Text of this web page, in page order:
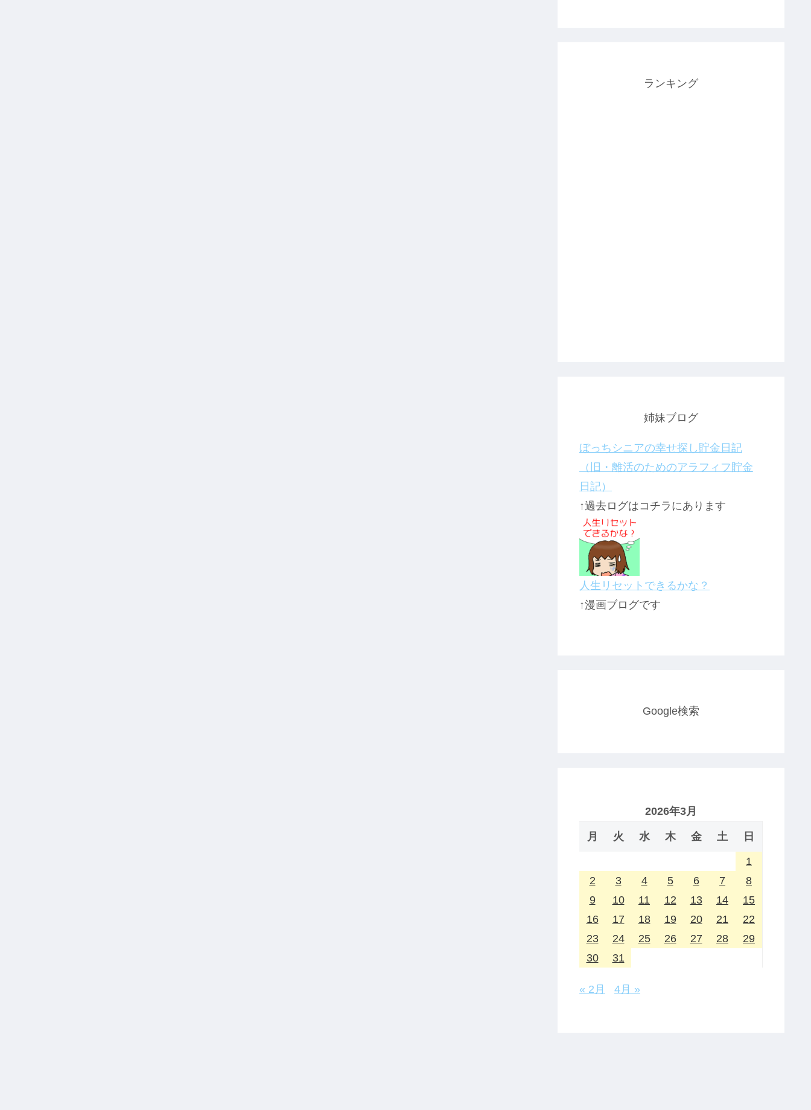
ランキング
姉妹ブログ
ぼっちシニアの幸せ探し貯金日記
（旧・離活のためのアラフィフ貯金
日記）
↑過去ログはコチラにあります
人生リセットできるかな？
↑漫画ブログです
Google検索
2026年3月
月 火 水 木 金 土 日
1
2
3 4 5 6 7
8
9
10 11 12 13 14
15
16
17 18 19 20 21
22
23
24 25 26 27 28
29
30
31
« 2月 4月 »